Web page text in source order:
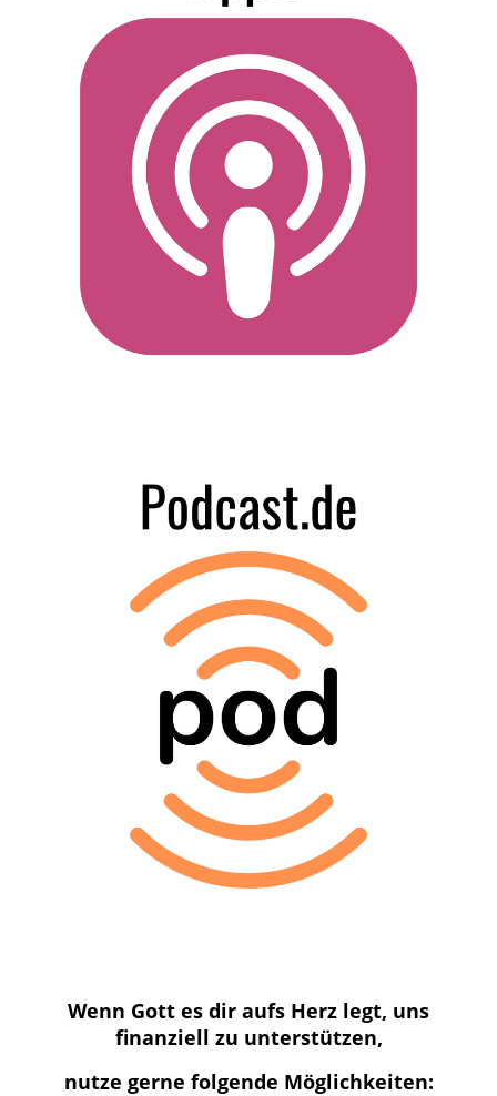
Wenn Gott es dir aufs Herz legt, uns
finanziell zu unterstützen,
nutze gerne folgende Möglichkeiten: